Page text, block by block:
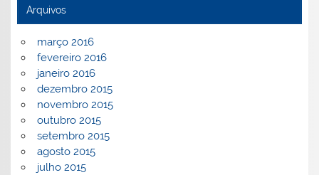
Arquivos
março 2016
fevereiro 2016
janeiro 2016
dezembro 2015
novembro 2015
outubro 2015
setembro 2015
agosto 2015
julho 2015